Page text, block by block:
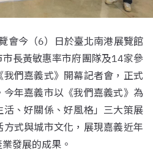
會今（6）日於臺北南港展覽館
長黃敏惠率市府團隊及14家參
們嘉義式》開幕記者會，正式
今年嘉義市以《我們嘉義式》為
、好關係、好風格」三大策展
式與城市文化，展現嘉義近年
發展的成果。